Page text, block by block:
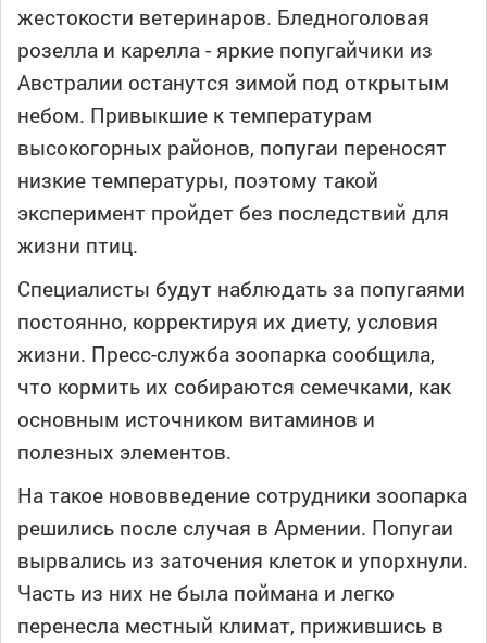
жестокости ветеринаров. Бледноголовая
розелла и карелла - яркие попугайчики из
Австралии останутся зимой под открытым
небом. Привыкшие к температурам
высокогорных районов, попугаи переносят
низкие температуры, поэтому такой
эксперимент пройдет без последствий для
жизни птиц.
Специалисты будут наблюдать за попугаями
постоянно, корректируя их диету, условия
жизни. Пресс-служба зоопарка сообщила,
что кормить их собираются семечками, как
основным источником витаминов и
полезных элементов.
На такое нововведение сотрудники зоопарка
решились после случая в Армении. Попугаи
вырвались из заточения клеток и упорхнули.
Часть из них не была поймана и легко
перенесла местный климат, прижившись в